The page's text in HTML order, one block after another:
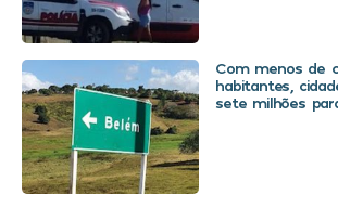
Com menos de
habitantes,
sete milhões